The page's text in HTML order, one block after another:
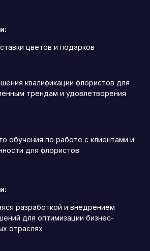
цветов и подарков
квалификации флористов для
трендам и удовлетворения
обучения по работе с клиентами и
для флористов
разработкой и внедрением
для оптимизации бизнес-
отраслях